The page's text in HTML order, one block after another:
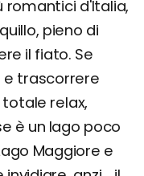
i migliori
costa una
romantici d'Italia,
pieno di
il fiato. Se
e trascorrere
relax,
è un lago poco
Maggiore e